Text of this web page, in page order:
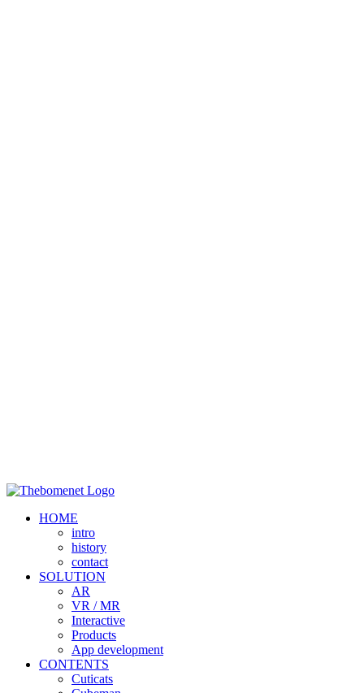
HOME
intro
history
contact
SOLUTION
AR
VR / MR
Interactive
Products
App development
CONTENTS
Cuticats